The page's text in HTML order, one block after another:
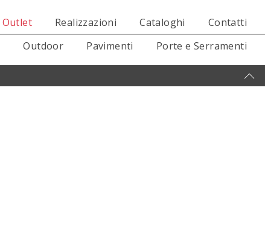
Outlet Realizzazioni Cataloghi
Contatti
Outdoor Pavimenti Porte e Serramenti